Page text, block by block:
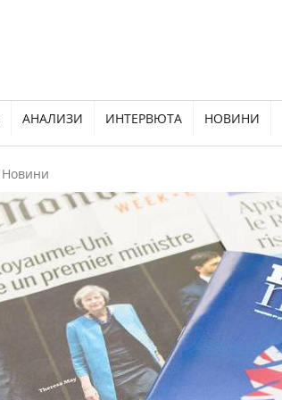
АНАЛИЗИ ИНТЕРВЮТА НОВИНИ
Новини